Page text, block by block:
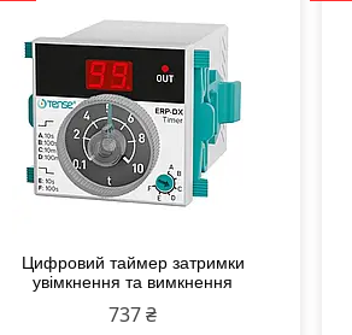
Цифровий таймер затримки
увімкнення та вимкнення
737 ₴